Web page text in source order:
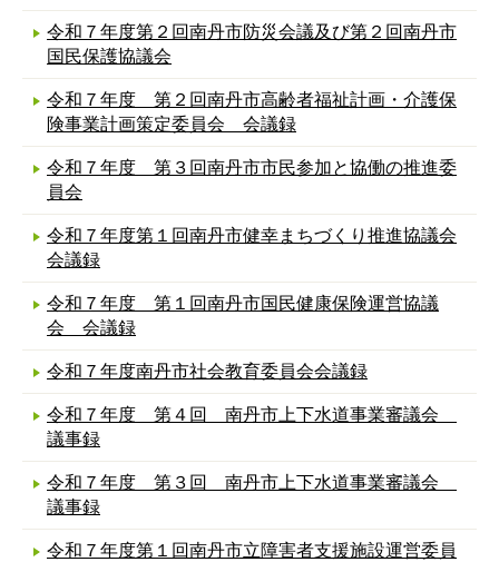
令和７年度第２回南丹市防災会議及び第２回南丹市
国民保護協議会
令和７年度 第２回南丹市高齢者福祉計画・介護保
険事業計画策定委員会 会議録
令和７年度 第３回南丹市市民参加と協働の推進委
員会
令和７年度第１回南丹市健幸まちづくり推進協議会
会議録
令和７年度 第１回南丹市国民健康保険運営協議
会 会議録
令和７年度南丹市社会教育委員会会議録
令和７年度 第４回 南丹市上下水道事業審議会
議事録
令和７年度 第３回 南丹市上下水道事業審議会
議事録
令和７年度第１回南丹市立障害者支援施設運営委員